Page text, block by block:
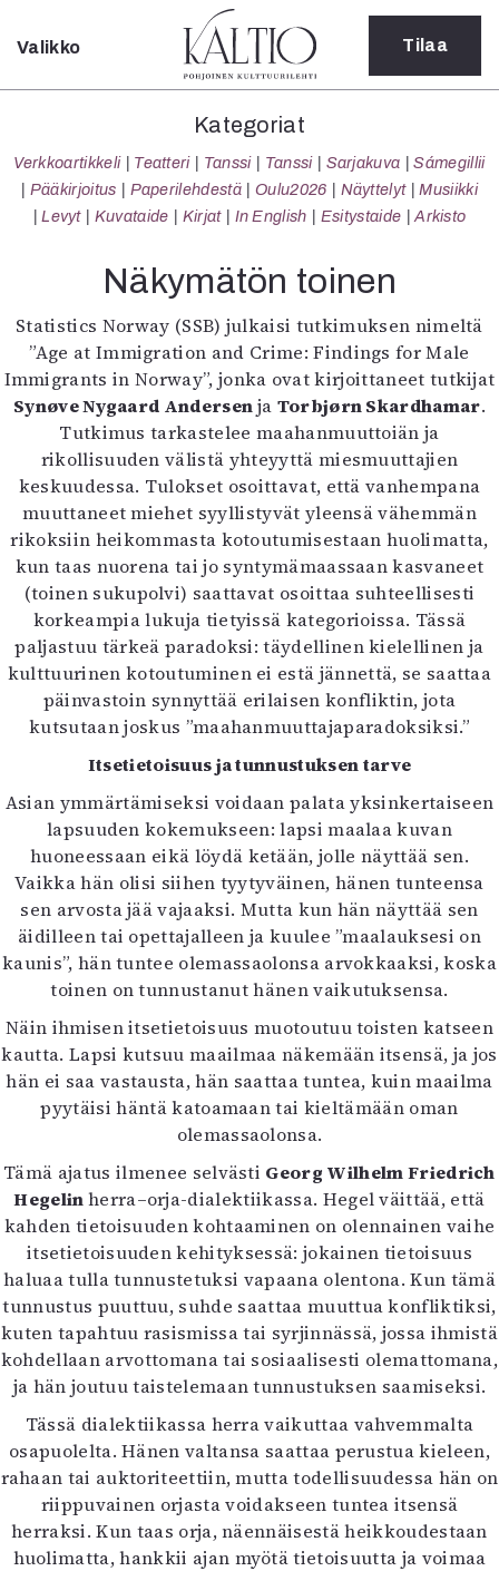
Sulje
Kategoriat
Verkkoartikkeli
Teatteri
Tanssi
Sarjakuva
Sámegillii
Pääkirjoitus
Paperilehdestä
Oulu2026
Näyttelyt
Musiikki
Levyt
Kuvataide
Kirjat
In English
Esitystaide
Arkisto
Lehdet
4/2026
2–3/2026
1/2026
6/2025
5/2025 saame
Lehtiarkisto
Info
Tilaus ja irtonumerot
Yhteistyössä
Toimitus
Mediatiedot
Kaltio ry
Valikko Tilaa
Kategoriat
Verkkoartikkeli Teatteri Tanssi Tanssi Sarjakuva
Sámegillii
Pääkirjoitus
Paperilehdestä Oulu2026 Näyttelyt
Musiikki
Levyt
Kuvataide Kirjat In English Esitystaide Arkisto
Näkymätön toinen
Statistics Norway (SSB) julkaisi tutkimuksen nimeltä
”Age at Immigration and Crime: Findings for Male
Immigrants in Norway”, jonka ovat kirjoittaneet tutkijat
Synøve Nygaard Andersenja Torbjørn Skardhamar.
Tutkimus tarkastelee maahanmuuttoiän ja
rikollisuuden välistä yhteyyttä miesmuuttajien
keskuudessa. Tulokset osoittavat, että vanhempana
muuttaneet miehet syyllistyvät yleensä vähemmän
rikoksiin heikommasta kotoutumisestaan huolimatta,
kun taas nuorena tai jo syntymämaassaan kasvaneet
(toinen sukupolvi) saattavat osoittaa suhteellisesti
korkeampia lukuja tietyissä kategorioissa. Tässä
paljastuu tärkeä paradoksi: täydellinen kielellinen ja
kulttuurinen kotoutuminen ei estä jännettä, se saattaa
päinvastoin synnyttää erilaisen konfliktin, jota
kutsutaan joskus ”maahanmuuttajaparadoksiksi.”
Itsetietoisuus ja tunnustuksen tarve
Asian ymmärtämiseksi voidaan palata yksinkertaiseen
lapsuuden kokemukseen: lapsi maalaa kuvan
huoneessaan eikä löydä ketään, jolle näyttää sen.
Vaikka hän olisi siihen tyytyväinen, hänen tunteensa
sen arvosta jää vajaaksi. Mutta kun hän näyttää sen
äidilleen tai opettajalleen ja kuulee ”maalauksesi on
kaunis”, hän tuntee olemassaolonsa arvokkaaksi, koska
toinen on tunnustanut hänen vaikutuksensa.
Näin ihmisen itsetietoisuus muotoutuu toisten katseen
kautta. Lapsi kutsuu maailmaa näkemään itsensä, ja jos
hän ei saa vastausta, hän saattaa tuntea, kuin maailma
pyytäisi häntä katoamaan tai kieltämään oman
olemassaolonsa.
Tämä ajatus ilmenee selvästi Georg Wilhelm Friedrich
Hegelinherra–orja-dialektiikassa. Hegel väittää, että
kahden tietoisuuden kohtaaminen on olennainen vaihe
itsetietoisuuden kehityksessä: jokainen tietoisuus
haluaa tulla tunnustetuksi vapaana olentona. Kun tämä
tunnustus puuttuu, suhde saattaa muuttua konfliktiksi,
kuten tapahtuu rasismissa tai syrjinnässä, jossa ihmistä
kohdellaan arvottomana tai sosiaalisesti olemattomana,
ja hän joutuu taistelemaan tunnustuksen saamiseksi.
Tässä dialektiikassa herra vaikuttaa vahvemmalta
osapuolelta. Hänen valtansa saattaa perustua kieleen,
rahaan tai auktoriteettiin, mutta todellisuudessa hän on
riippuvainen orjasta voidakseen tuntea itsensä
herraksi. Kun taas orja, näennäisestä heikkoudestaan
huolimatta, hankkii ajan myötä tietoisuutta ja voimaa